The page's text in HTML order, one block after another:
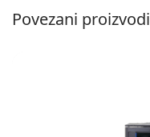
Povezani proizvodi